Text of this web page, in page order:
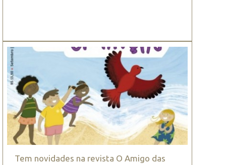
Tem novidades na revista O Amigo das